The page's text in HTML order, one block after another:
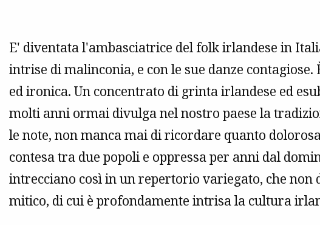
E' diventata l'ambasciatrice del folk irlandese in
intrise di malinconia, e con le sue danze
ed ironica. Un concentrato di grinta irlandese ed
molti anni ormai divulga nel nostro paese la
le note, non manca mai di ricordare quanto
contesa tra due popoli e oppressa per anni dal
intrecciano così in un repertorio variegato, che non
mitico, di cui è profondamente intrisa la cultura